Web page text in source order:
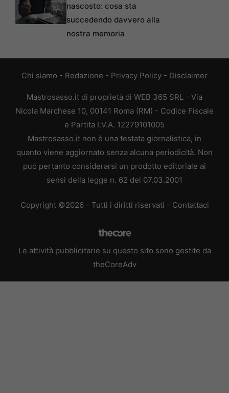
nascosto: cosa sta
succedendo davvero alla
nostra memoria
Chi siamo - Redazione - Privacy Policy - Disclaimer
Mastrosasso.it di proprietà di WEB 365 SRL - Via
Nicola Marchese 10, 00141 Roma (RM) - Codice Fiscale
e Partita I.V.A. 12279101005
Mastrosasso.it non è una testata giornalistica, in
quanto viene aggiornato senza alcuna periodicità. Non
può pertanto considerarsi un prodotto editoriale ai
sensi della legge n. 62 del 07.03.2001
Copyright ©2026 - Tutti i diritti riservati - Contattaci
Le attività pubblicitarie su questo sito sono gestite da
theCoreAdv